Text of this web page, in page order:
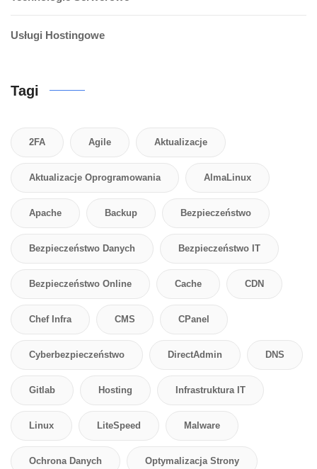
Usługi Hostingowe
Tagi
2FA Agile Aktualizacje
Aktualizacje Oprogramowania AlmaLinux
Apache Backup Bezpieczeństwo
Bezpieczeństwo Danych Bezpieczeństwo IT
Bezpieczeństwo Online Cache CDN
Chef Infra CMS CPanel
Cyberbezpieczeństwo DirectAdmin DNS
Gitlab Hosting Infrastruktura IT
Linux LiteSpeed Malware
Ochrona Danych Optymalizacja Strony